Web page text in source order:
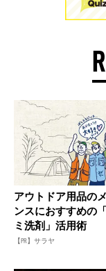
アウトドア用品の
ンスにおすすめの
ミ洗剤」活用術
【PR】サラヤ